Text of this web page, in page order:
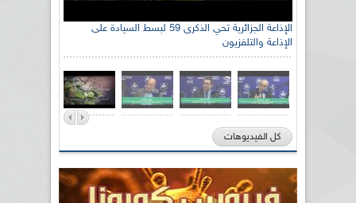
الإذاعة الجزائرية تحي الذكرى 59 لبسط السيادة على
الإذاعة والتلفزيون
كل الفيديوهات